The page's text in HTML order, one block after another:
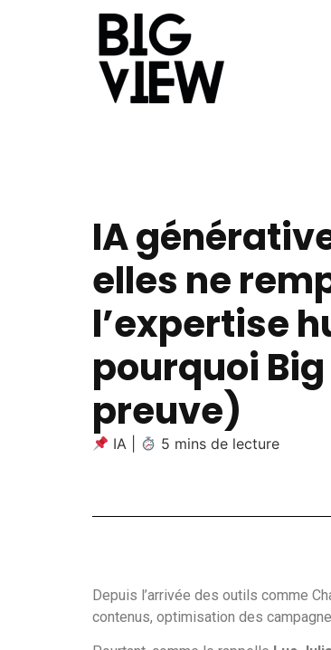
IA
elles ne
l’expertise
pourquoi
preuve)
IA 5 mins de lecture
Depuis l’arrivée des outils comme
contenus, optimisation des